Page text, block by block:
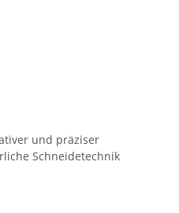
und präziser
Schneidetechnik